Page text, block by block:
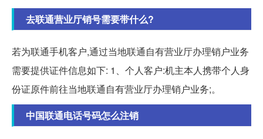
去联通营业厅销号需要带什么?
若为联通手机客户,通过当地联通自有营业厅办理销户业务
需要提供证件信息如下: 1、个人客户:机主本人携带个人身
份证原件前往当地联通自有营业厅办理销户业务;。
中国联通电话号码怎么注销